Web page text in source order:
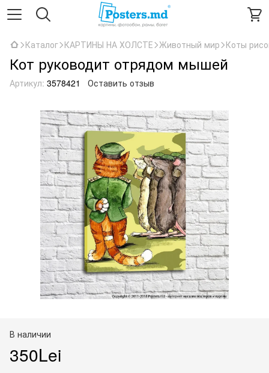
Каталог КАРТИНЫ НА ХОЛСТЕ Животный мир Коты
Кот руководит отрядом мышей
Артикул: 3578421 Оставить отзыв
В наличии
350Lei